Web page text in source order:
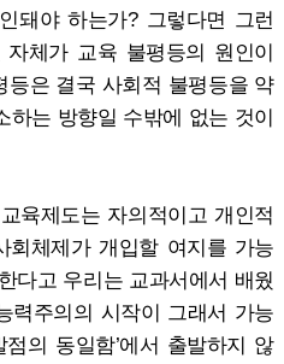
돼야 하는가? 그렇다면 그런
체가 교육 불평등의 원인이
등은 결국 사회적 불평등을 약
하는 방향일 수밖에 없는 것이
육제도는 자의적이고 개인적
체제가 개입할 여지를 가능
다고 우리는 교과서에서 배웠
력주의의 시작이 그래서 가능
의 동일함’에서 출발하지 않